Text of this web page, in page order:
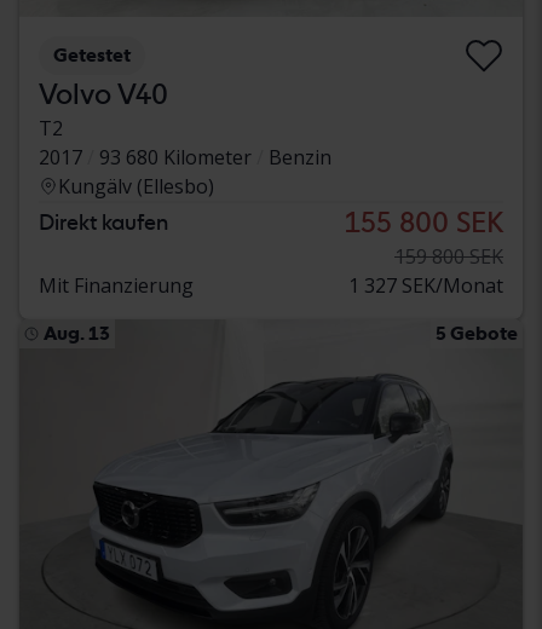
Getestet
Volvo V40
T2
2017
93 680 Kilometer
Benzin
Kungälv (Ellesbo)
Direkt kaufen 155 800 SEK
159 800 SEK
Mit Finanzierung
1 327 SEK/Monat
Aug. 13 5 Gebote